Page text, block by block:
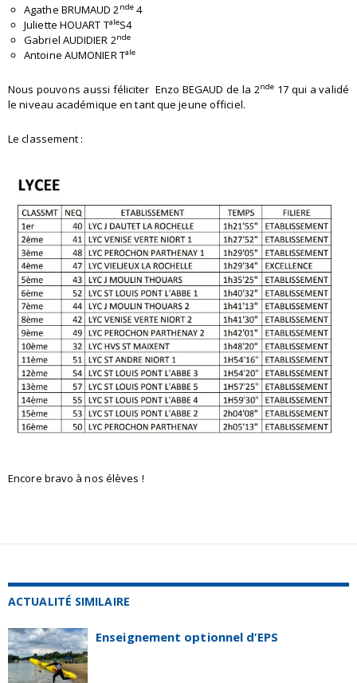
Agathe BRUMAUD 2nde4
Juliette HOUART TaleS4
Gabriel AUDIDIER 2nde
Antoine AUMONIER Tale
Nous pouvons aussi féliciter Enzo BEGAUD de la 2nde 17 qui a validé
le niveau académique en tant que jeune officiel.
Le classement :
Encore bravo à nos élèves !
ACTUALITÉ SIMILAIRE
Enseignement optionnel d’EPS